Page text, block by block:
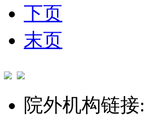
下页
末页
院外机构链接: